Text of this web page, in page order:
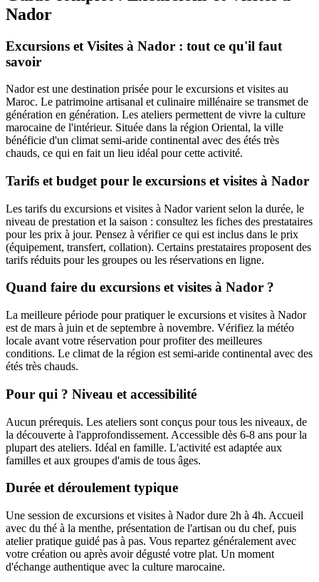
Nador
Excursions et Visites à Nador : tout ce qu'il faut
savoir
Nador est une destination prisée pour le excursions et visites au
Maroc. Le patrimoine artisanal et culinaire millénaire se transmet de
génération en génération. Les ateliers permettent de vivre la culture
marocaine de l'intérieur. Située dans la région Oriental, la ville
bénéficie d'un climat semi-aride continental avec des étés très
chauds, ce qui en fait un lieu idéal pour cette activité.
Tarifs et budget pour le excursions et visites à Nador
Les tarifs du excursions et visites à Nador varient selon la durée, le
niveau de prestation et la saison : consultez les fiches des prestataires
pour les prix à jour. Pensez à vérifier ce qui est inclus dans le prix
(équipement, transfert, collation). Certains prestataires proposent des
tarifs réduits pour les groupes ou les réservations en ligne.
Quand faire du excursions et visites à Nador ?
La meilleure période pour pratiquer le excursions et visites à Nador
est de mars à juin et de septembre à novembre. Vérifiez la météo
locale avant votre réservation pour profiter des meilleures
conditions. Le climat de la région est semi-aride continental avec des
étés très chauds.
Pour qui ? Niveau et accessibilité
Aucun prérequis. Les ateliers sont conçus pour tous les niveaux, de
la découverte à l'approfondissement. Accessible dès 6-8 ans pour la
plupart des ateliers. Idéal en famille. L'activité est adaptée aux
familles et aux groupes d'amis de tous âges.
Durée et déroulement typique
Une session de excursions et visites à Nador dure 2h à 4h. Accueil
avec du thé à la menthe, présentation de l'artisan ou du chef, puis
atelier pratique guidé pas à pas. Vous repartez généralement avec
votre création ou après avoir dégusté votre plat. Un moment
d'échange authentique avec la culture marocaine.